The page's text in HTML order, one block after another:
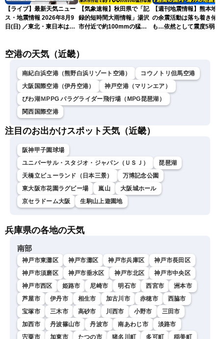
【ライブ】最新天気ニュー
ス・地震情報 2026年8月9
日(日) ／東北・東日本は急
北美月／芳野達郎〉
【気象速報】秋田県で「記
録的短時間大雨情報」湯沢
市付近で約100mmの猛烈
【週刊地震情報】熊本地
の余震活動は落ち着き傾
も…依然として震度5弱警
空港の天気（近畿）
南紀白浜空港（熊野白浜リゾート空港）
コウノトリ但馬空港
大阪国際空港（伊丹空港）
神戸空港（マリンエア）
びわ湖ＭPPG パラグライダー飛行場（MPG琵琶湖）
関西国際空港
注目のお出かけスポット天気（近畿）
阪神甲子園球場
ユニバーサル・スタジオ・ジャパン（ＵＳＪ）
琵琶湖
天橋立ビューランド（日本三景）
万博記念公園
東大阪市花園ラグビー場
嵐山
大阪城ホール
京セラドーム大阪
生駒山上遊園地
兵庫県の各地の天気
南部
神戸市東灘区 神戸市灘区 神戸市兵庫区
神戸市長田区
神戸市須磨区
神戸市垂水区 神戸市北区
神戸市中央区
神戸市西区
姫路市 尼崎市 明石市 西宮市
洲本市
芦屋市
伊丹市 相生市 加古川市 赤穂市
西脇市
宝塚市
三木市 高砂市 川西市 小野市
三田市
加西市
丹波篠山市 丹波市 南あわじ市
淡路市
宍粟市
加東市 たつの市 猪名川町 多可町 稲美町